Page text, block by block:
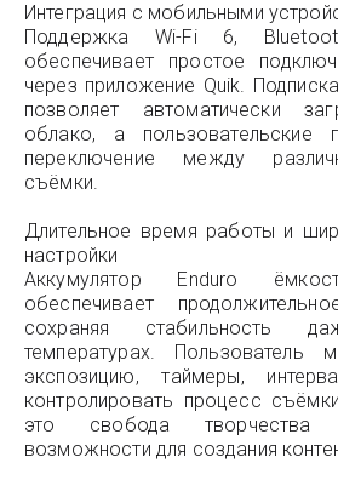
Интеграция с мобильными
Поддержка Wi-Fi 6,
обеспечивает простое
через приложение Quik.
позволяет автоматически
облако, а пользовательские
переключение между
съёмки.
Длительное время работы и
настройки
Аккумулятор Enduro
обеспечивает
сохраняя стабильность
температурах. Пользователь
экспозицию, таймеры,
контролировать процесс
это свобода творчества
возможности для создания